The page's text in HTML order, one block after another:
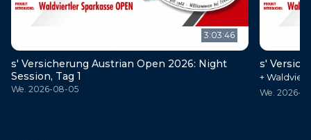
3:03:46
s' Versicherung Austrian Open 2026: Night
Session, Tag 1
We. 2026-08-05
s'
+
We. 2026-